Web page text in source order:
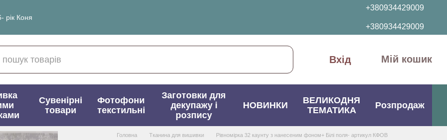
рік Коня
+380934429009
+380934429009
Вхід Мій кошик
Сувенірні
товари
Фотофони
текстильні
Заготовки для
декупажу і
розпису
НОВИНКИ
ВЕЛИКОДНЯ
ТЕМАТИКА
Розпродаж
Головна Тканина для вишивки
Рівномірка 32 каунту з нанесеним фоном+ Білі поля- артикул КФОВ